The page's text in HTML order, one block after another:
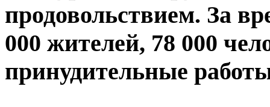
продовольствием. За
000 жителей, 78 000
принудительные